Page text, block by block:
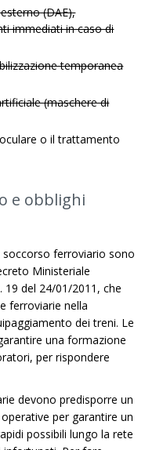
(DAE),
immediati in caso di
temporanea
(maschere di
o il trattamento
e obblighi
ferroviario sono
Ministeriale
del 24/01/2011, che
ferroviarie nella
dei treni. Le
una formazione
per rispondere
devono predisporre un
per garantire un
possibili lungo la rete